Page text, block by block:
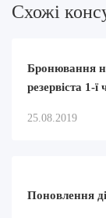
Схожi
Бронювання
резервіста 1-ї
25.08.2019
Поновлення